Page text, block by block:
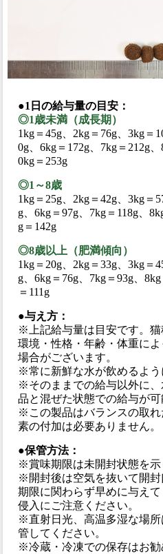
●1日の給与量の目安：
◎1歳未満（成長期）
1kg＝45g、2kg＝76g、3kg＝
0g、6kg＝172g、7kg＝212g
0kg＝253g
◎1～8歳
1kg＝25g、2kg＝42g、3kg＝
g、6kg＝97g、7kg＝118g、
g＝142g
◎8歳以上（肥満傾向）
1kg＝20g、2kg＝33g、3kg＝
g、6kg＝76g、7kg＝93g、
＝111g
●与え方：
※上記給与量は目安です。猫
環境・性格・年齢・体重に
場合がございます。
※常に新鮮な水が飲めるよう
※そのままでの給与以外に
品と混ぜた状態での給与が可
※この製品はバランスの取
素の付加は必要ありません。
●保管方法：
※賞味期限は未開封状態を示
※開封後は空気を抜いて開
期限に関わらず早めに与え
侵入にご注意ください。
※直射日光、高温多湿な場
管してください。
※冷蔵・冷凍での保存はお勧